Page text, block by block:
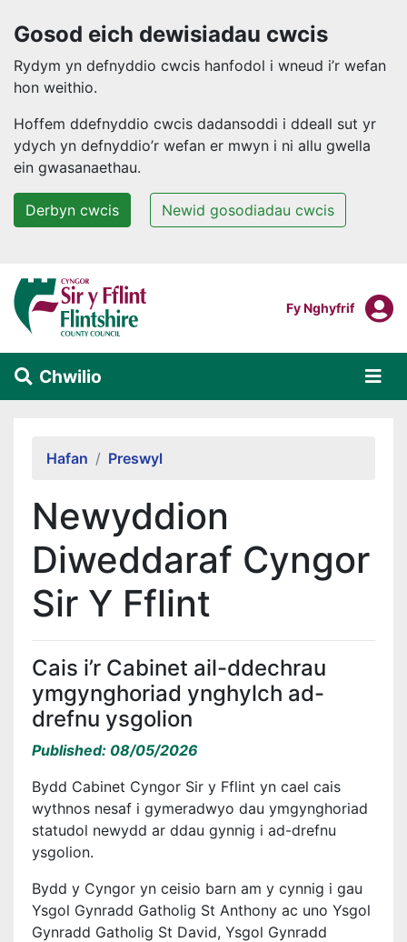
Gosod eich dewisiadau cwcis
Rydym yn defnyddio cwcis hanfodol i wneud i’r wefan
hon weithio.
Hoffem ddefnyddio cwcis dadansoddi i ddeall sut yr
ydych yn defnyddio’r wefan er mwyn i ni allu gwella
ein gwasanaethau.
Derbyn cwcis Newid gosodiadau cwcis
Neidio i'r prif gynnwys
Mewngofnodi I
Fy Nghyfrif
Chwilio
Hafan Preswyl
Newyddion
Diweddaraf Cyngor
Sir Y Fflint
Cais i’r Cabinet ail-ddechrau
ymgynghoriad ynghylch ad-
drefnu ysgolion
Published: 08/05/2026
Bydd Cabinet Cyngor Sir y Fflint yn cael cais
wythnos nesaf i gymeradwyo dau ymgynghoriad
statudol newydd ar ddau gynnig i ad-drefnu
ysgolion.
Bydd y Cyngor yn ceisio barn am y cynnig i gau
Ysgol Gynradd Gatholig St Anthony ac uno Ysgol
Gynradd Gatholig St David, Ysgol Gynradd